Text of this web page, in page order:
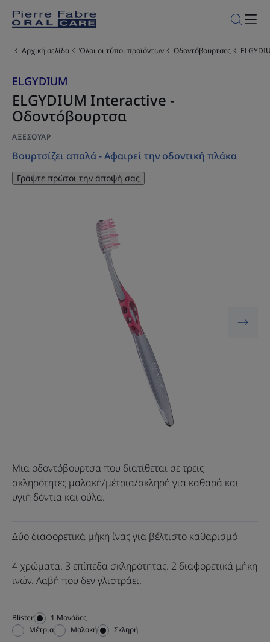
Αρχική σελίδα Όλοι οι τύποι προϊόντων Οδοντόβουρτσες
ELGYDIUM
ELGYDIUM Interactive -
Οδοντόβουρτσα
ΑΞΕΣΟΥΆΡ
Βουρτσίζει απαλά - Αφαιρεί την οδοντική πλάκα
Γράψτε πρώτοι την άποψή σας
Μια οδοντόβουρτσα που διατίθεται σε τρεις
σκληρότητες μαλακή/μέτρια/σκληρή για καθαρά και
υγιή δόντια και ούλα.
Δύο διαφορετικά μήκη ίνας για βέλτιστο καθαρισμό
4 χρώματα. 3 επίπεδα σκληρότητας. 2 διαφορετικά μήκη
ινών. Λαβή που δεν γλιστράει.
Blister Blister
1 Μονάδες
Μέτρια
Μαλακή Σκληρή